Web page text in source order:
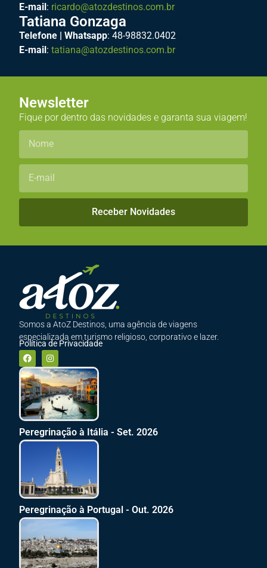
E-mail: ricardo@atozdestinos.com.br
Tatiana Gonzaga
Telefone | Whatsapp: 48-98832.0402
E-mail: tatiana@atozdestinos.com.br
Newsletter
Fique por dentro das novidades e garanta sua viagem!
Receber Novidades
Somos a AtoZ Destinos, uma agência de viagens
especializada em turismo religioso, corporativo e lazer.
Política de Privacidade
Peregrinação à Itália - Set. 2026
Peregrinação à Portugal - Out. 2026